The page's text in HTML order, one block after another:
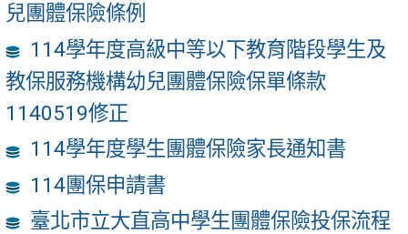
兒團體保險條例
114學年度高級中等以下教育階段學生及
教保服務機構幼兒團體保險保單條款
1140519修正
114學年度學生團體保險家長通知書
114團保申請書
臺北市立大直高中學生團體保險投保流程